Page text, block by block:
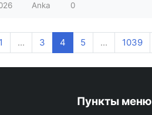
Anka 0
1 ... 3 4 5 ... 1039
Пункты меню